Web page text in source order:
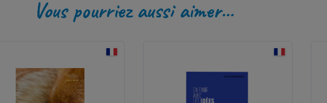
Vous pourriez aussi aimer...